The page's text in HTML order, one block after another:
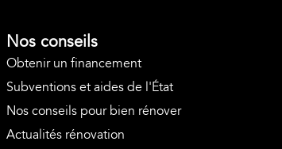
Nos conseils
Obtenir un financement
Subventions et aides de l'État
Nos conseils pour bien rénover
Actualités rénovation